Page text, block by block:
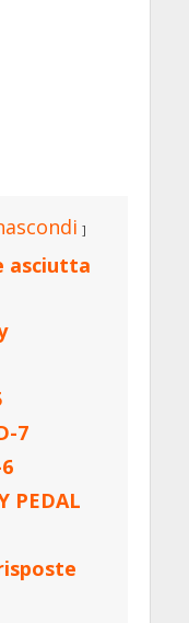
asciutta
7
PEDAL